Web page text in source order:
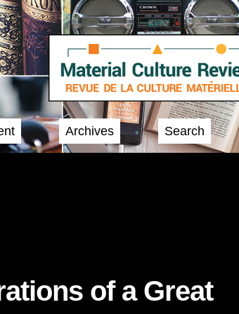
Archives Search
of a Great